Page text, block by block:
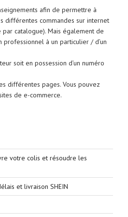
afin de permettre à
différentes commandes sur internet
catalogue). Mais également de
professionnel à un particulier / d’un
soit en possession d’un numéro
différentes pages. Vous pouvez
de e-commerce.
votre colis et résoudre les
et livraison SHEIN